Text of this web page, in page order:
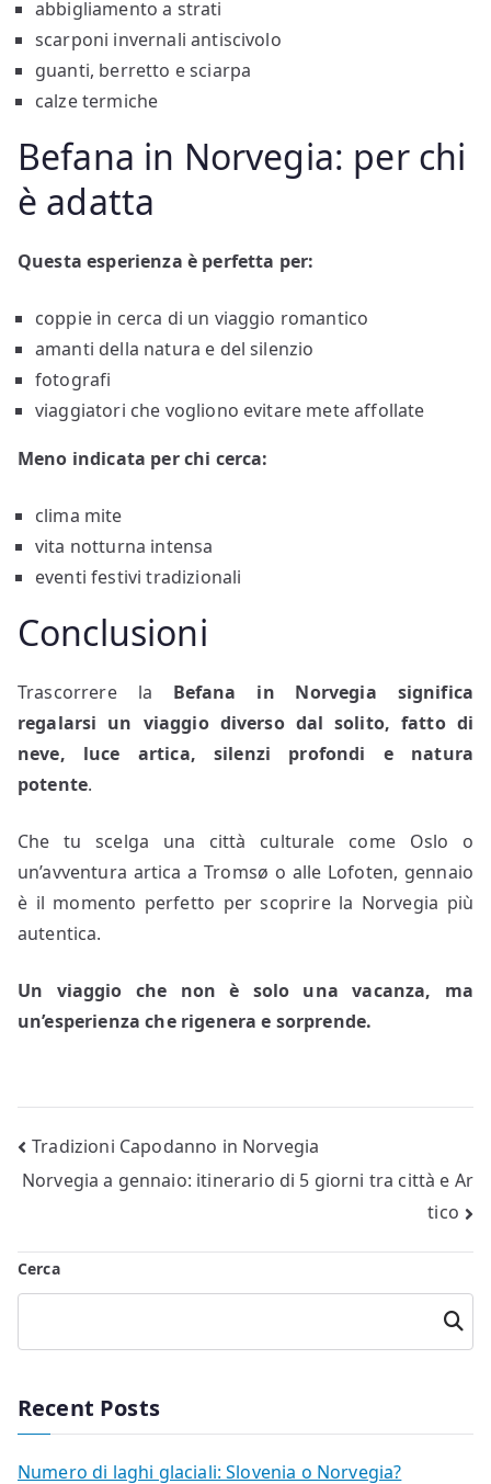
abbigliamento a strati
scarponi invernali antiscivolo
guanti, berretto e sciarpa
calze termiche
Befana in Norvegia: per chi
è adatta
Questa esperienza è perfetta per:
coppie in cerca di un viaggio romantico
amanti della natura e del silenzio
fotografi
viaggiatori che vogliono evitare mete affollate
Meno indicata per chi cerca:
clima mite
vita notturna intensa
eventi festivi tradizionali
Conclusioni
Trascorrere la Befana in Norvegia
significa
regalarsi un viaggio diverso dal solito, fatto di
neve, luce artica, silenzi profondi e natura
potente.
Che tu scelga una città culturale come Oslo o
un’avventura artica a Tromsø o alle Lofoten, gennaio
è il momento perfetto per scoprire la Norvegia più
autentica.
Un viaggio che non è solo una vacanza, ma
un’esperienza che rigenera e sorprende.
Navigazione
articoli
Tradizioni Capodanno in Norvegia
Norvegia a gennaio: itinerario di 5 giorni tra città e Ar
tico
Cerca
Cerca
Recent Posts
Numero di laghi glaciali: Slovenia o Norvegia?